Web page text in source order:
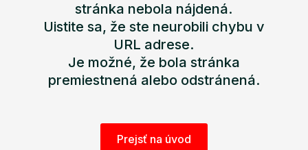
stránka nebola nájdená.
Uistite sa, že ste neurobili chybu v
URL adrese.
Je možné, že bola stránka
premiestnená alebo odstránená.
Prejsť na úvod